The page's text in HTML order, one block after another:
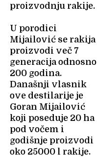
proizvodnju rakije.
U porodici
Mijailović se rakija
proizvodi več 7
generacija odnosno
200 godina.
Današnji vlasnik
ove destilarije je
Goran Mijailović
koji poseduje 20 ha
pod vočem i
godišnje proizvodi
oko 25000 l rakije.